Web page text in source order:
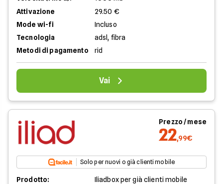
Attivazione
29.50 €
Mode wi-fi
Incluso
Tecnologia
adsl, fibra
Metodi di pagamento
rid
Vai
Prezzo / mese
22,99€
Solo per nuovi o già clienti mobile
Prodotto:
Iliadbox per già clienti mobile